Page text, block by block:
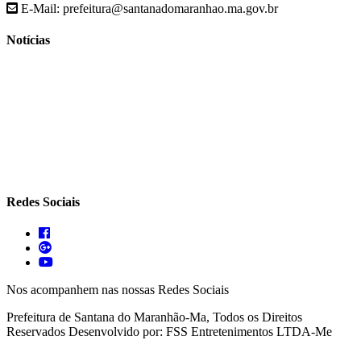
E-Mail: prefeitura@santanadomaranhao.ma.gov.br
Notícias
Redes Sociais
Nos acompanhem nas nossas Redes Sociais
Prefeitura de Santana do Maranhão-Ma, Todos os Direitos
Reservados Desenvolvido por: FSS Entretenimentos LTDA-Me